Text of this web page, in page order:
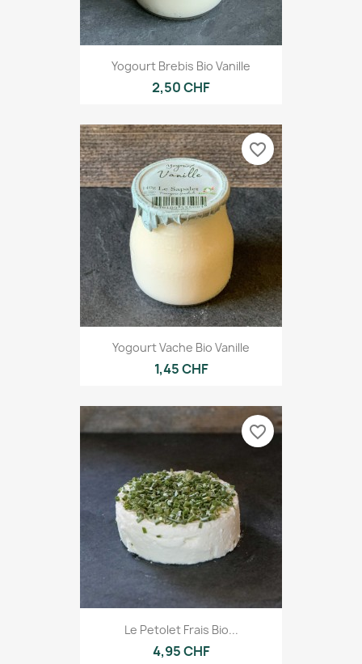
Yogourt Brebis Bio Vanille
2,50 CHF
Yogourt Vache Bio Vanille
1,45 CHF
favorite_border
Le Petolet Frais Bio...
4,95 CHF
favorite_border